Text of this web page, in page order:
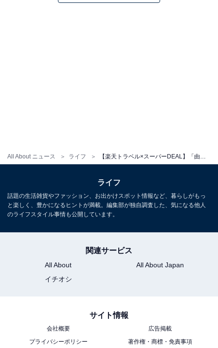
All About ニュース ライフ
しステイ【12月4日】
ライフ
話題の生活雑貨やファッション、お出かけスポット情報など、暮らしがもっ
と楽しく、豊かになるヒントが満載。編集部が独自調査した、気になる他人
のライフスタイル事情も公開しています。
関連サービス
All About
All About Japan
イチオシ
サイト情報
会社概要
広告掲載
プライバシーポリシー
著作権・商標・免責事項